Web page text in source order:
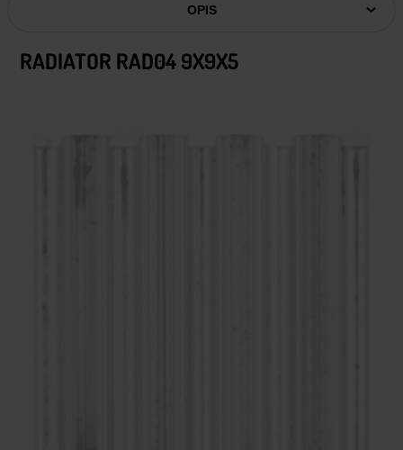
OPIS
RADIATOR RAD04 9X9X5